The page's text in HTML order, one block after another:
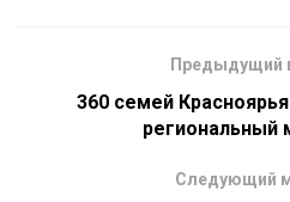
Предыдущий
360 семей
региональный
Следующий